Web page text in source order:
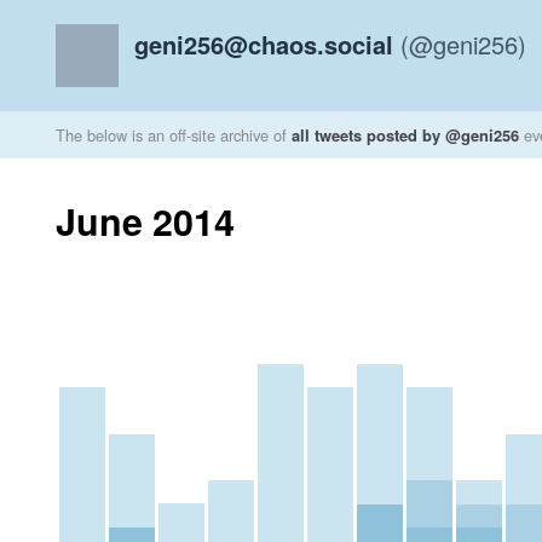
geni256@chaos.social (@geni256)
The below is an off-site archive of all tweets posted by @geni256
June 2014